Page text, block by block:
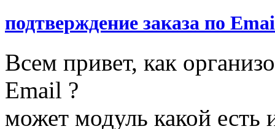
подтверждение заказа по
Всем привет, как
Email ?
может модуль какой есть